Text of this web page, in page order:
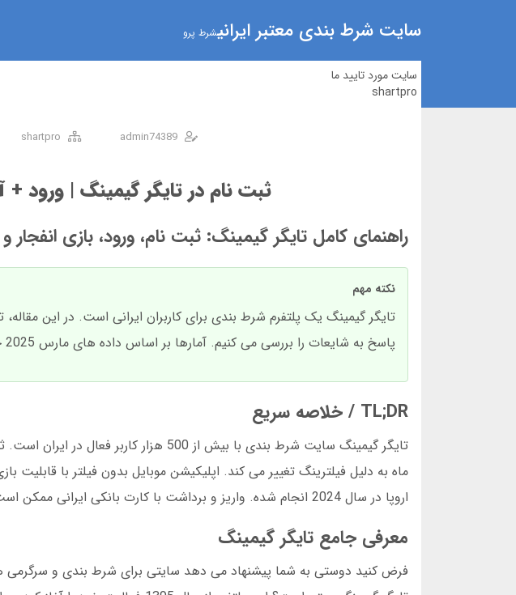
سایت شرط بندی معتبر ایرانیشرط پرو
سایت مورد تایید ما
shartpro
admin74389
shartpro
ثبت نام در تایگر گیمینگ | ورود
راهنمای کامل تایگر گیمینگ: ثبت نام، ورود، بازی
نکته مهم
تایگر گیمینگ یک پلتفرم شرط بندی برای کاربران ایرانی است. در این مقاله،
پاسخ به شایعات را بررسی می کنیم. آمارها بر اساس داده های مارس 2025 جمع آوری شده اند.
TL;DR / خلاصه سریع
ماه به دلیل فیلترینگ تغییر می کند. اپلیکیشن موبایل بدون فیلتر با
اروپا در سال 2024 انجام شده. واریز و برداشت با کارت بانکی ایرانی ممکن است.
معرفی جامع تایگر گیمینگ
فرض کنید دوستی به شما پیشنهاد می دهد سایتی برای شرط بندی و سرگرمی